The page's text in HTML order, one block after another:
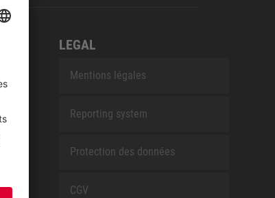
LEGAL
Mentions légales
Reporting system
Protection des données
CGV